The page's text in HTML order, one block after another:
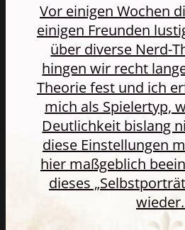
Vor einigen Wochen
einigen Freunden
über diverse Nerd-
hingen wir recht
Theorie fest und ich
mich als Spielertyp,
Deutlichkeit bislang
diese Einstellungen
hier maßgeblich
dieses